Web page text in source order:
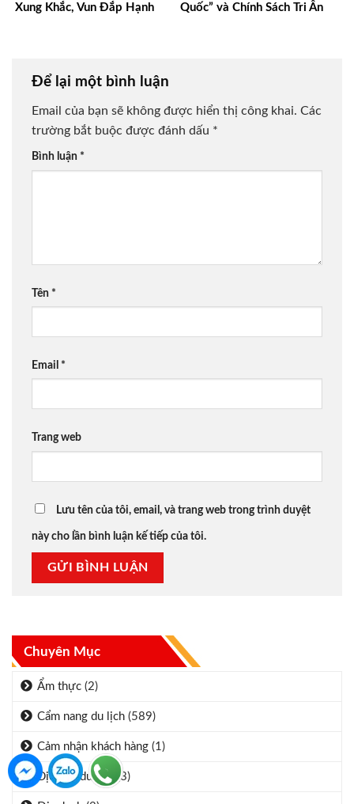
Chuyên Mục
Ẩm thực (2)
Cẩm nang du lịch (589)
Cảm nhận khách hàng (1)
Dịch vụ du lịch (3)
Xung Khắc, Vun Đắp Hạnh
Quốc” và Chính Sách Tri Ân
Để lại một bình luận
Email của bạn sẽ không được hiển thị công khai. Các
trường bắt buộc được đánh dấu *
Bình luận *
Tên *
Email *
Trang web
Lưu tên của tôi, email, và trang web trong trình duyệt
này cho lần bình luận kế tiếp của tôi.